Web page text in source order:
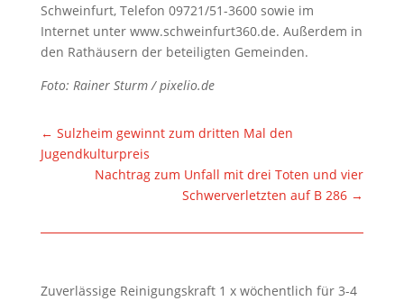
Schweinfurt, Telefon 09721/51-3600 sowie im
Internet unter www.schweinfurt360.de. Außerdem in
den Rathäusern der beteiligten Gemeinden.
Foto: Rainer Sturm / pixelio.de
← Sulzheim gewinnt zum dritten Mal den
Jugendkulturpreis
Nachtrag zum Unfall mit drei Toten und vier
Schwerverletzten auf B 286 →
Zuverlässige Reinigungskraft 1 x wöchentlich für 3-4